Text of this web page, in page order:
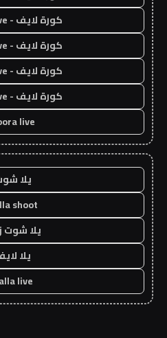
كورة لايف - koora live
كورة لايف - koora live
كورة لايف - koora live
كورة لايف - koora live
live
يلا
shoot
يلا شوت
يلا
live